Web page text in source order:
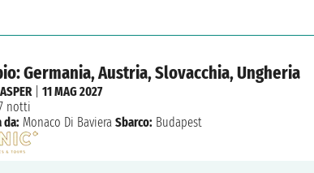
Germania, Austria, Slovacchia, Ungheria
|11 MAG 2027
notti
da: Monaco Di Baviera Sbarco: Budapest